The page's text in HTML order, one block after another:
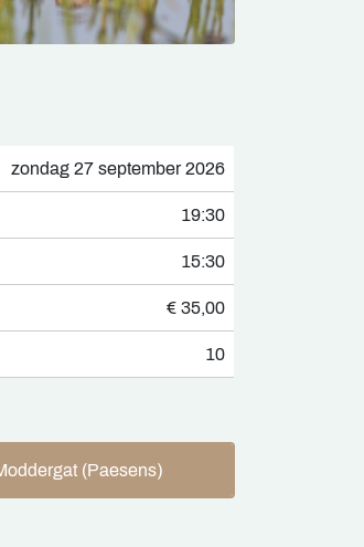
zondag 27 september 2026
19:30
15:30
€ 35,00
10
(Paesens)